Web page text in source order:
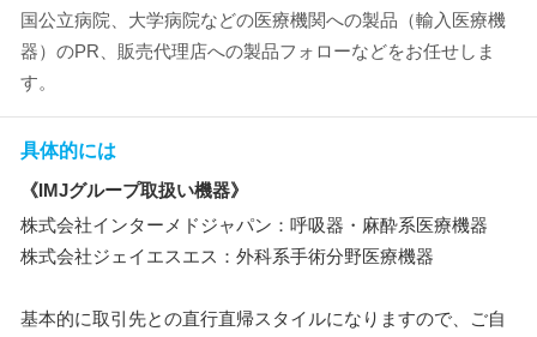
国公立病院、大学病院などの医療機関への製品（輸入医療機
器）のPR、販売代理店への製品フォローなどをお任せしま
す。
具体的には
《IMJグループ取扱い機器》
株式会社インターメドジャパン：呼吸器・麻酔系医療機器
株式会社ジェイエスエス：外科系手術分野医療機器
基本的に取引先との直行直帰スタイルになりますので、ご自